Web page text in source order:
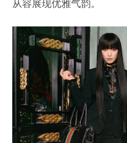
从容展现优雅气韵。